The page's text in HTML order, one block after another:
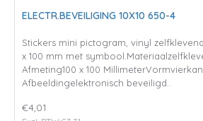
ELECTR.BEVEILIGING 10X10 650-4
Stickers mini pictogram, vinyl
x 100 mm met
Afmeting100 x 100
Afbeeldingelektronisch beveiligd..
€4,01